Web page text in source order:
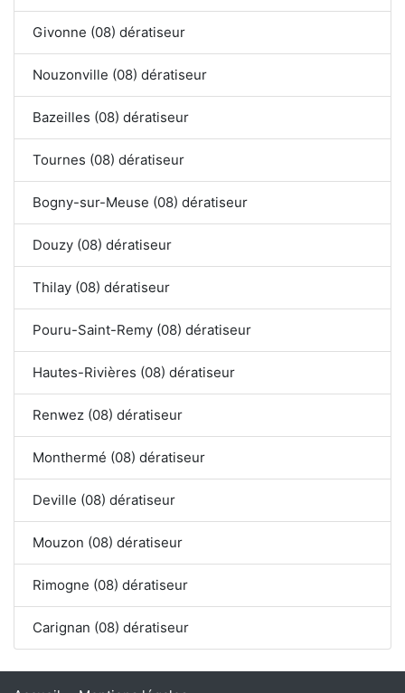
Givonne (08) dératiseur
Nouzonville (08) dératiseur
Bazeilles (08) dératiseur
Tournes (08) dératiseur
Bogny-sur-Meuse (08) dératiseur
Douzy (08) dératiseur
Thilay (08) dératiseur
Pouru-Saint-Remy (08) dératiseur
Hautes-Rivières (08) dératiseur
Renwez (08) dératiseur
Monthermé (08) dératiseur
Deville (08) dératiseur
Mouzon (08) dératiseur
Rimogne (08) dératiseur
Carignan (08) dératiseur